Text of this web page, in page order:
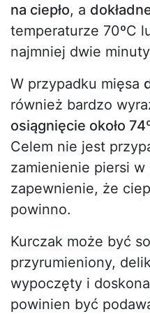
na ciepło, a
temperaturze 70ºC
najmniej dwie minuty
W przypadku mięsa
również bardzo
osiągnięcie około
Celem nie jest
zamienienie piersi
zapewnienie, że
powinno.
Kurczak może być
przyrumieniony,
wypoczęty i
powinien być